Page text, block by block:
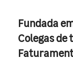
Fundada
Colegas